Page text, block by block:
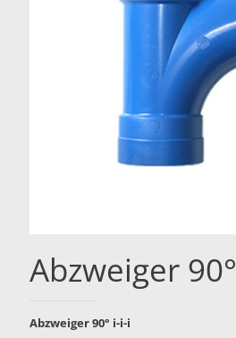
Abzweiger 90°
Abzweiger 90° i-i-i